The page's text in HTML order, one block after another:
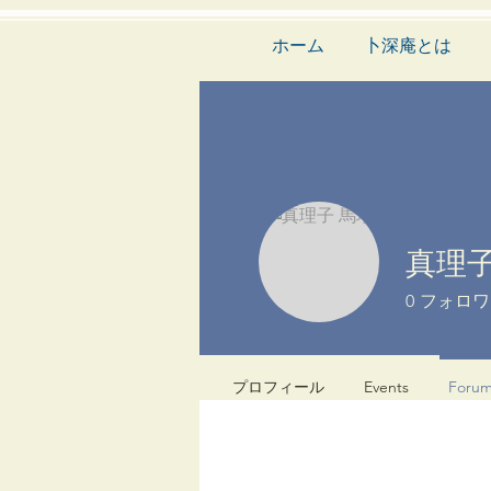
ホーム 卜深庵とは
真理
0 フォロ
プロフィール Events